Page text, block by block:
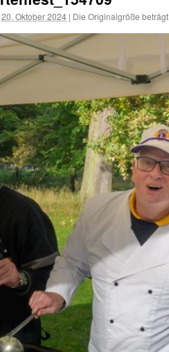
20. Oktober 2024 | Die Originalgröße beträgt